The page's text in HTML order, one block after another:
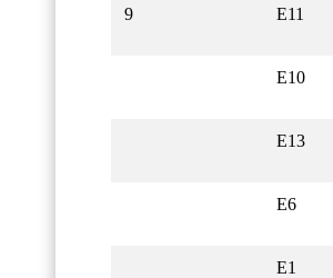
9 E11
E10
E13
E6
E1